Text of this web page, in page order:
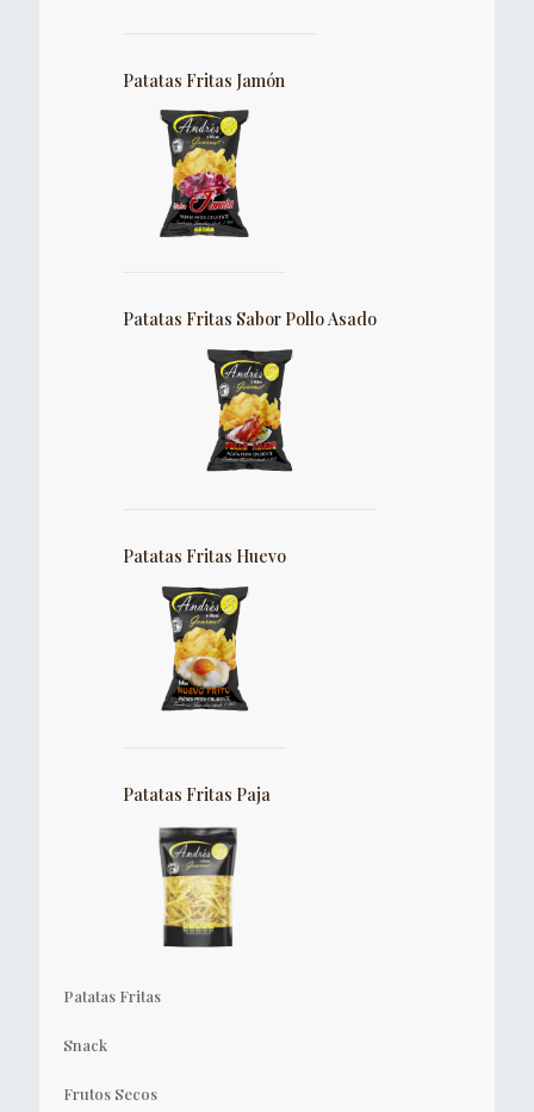
Patatas Fritas Jamón
Patatas Fritas Sabor Pollo Asado
Patatas Fritas Huevo
Patatas Fritas Paja
Patatas Fritas
Snack
Frutos Secos